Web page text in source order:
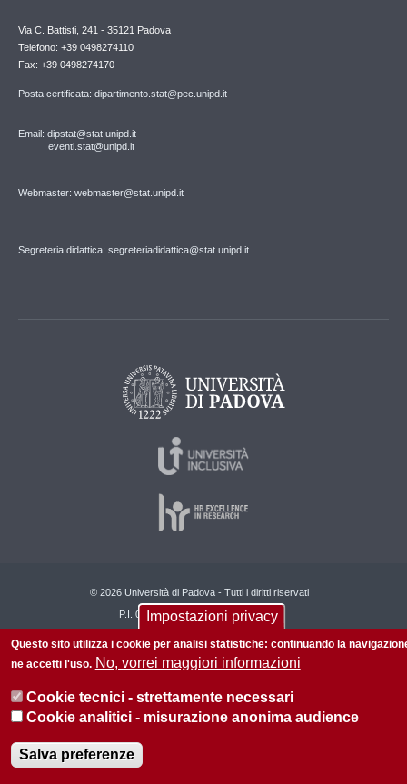
Via C. Battisti, 241 - 35121 Padova
Telefono: +39 0498274110
Fax: +39 0498274170
Posta certificata: dipartimento.stat@pec.unipd.it
Email: dipstat@stat.unipd.it
eventi.stat@unipd.it
Webmaster: webmaster@stat.unipd.it
Segreteria didattica: segreteriadidattica@stat.unipd.it
© 2026 Università di Padova - Tutti i diritti riservati
P.I. 00742430283 C.F. 80006480281
Impostazioni privacy
Questo sito utilizza i cookie per analisi statistiche: continuando la
ne accetti l'uso. No, vorrei maggiori informazioni
Cookie tecnici - strettamente necessari
Cookie analitici - misurazione anonima audience
Salva preferenze